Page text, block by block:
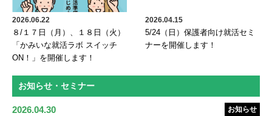
2026.06.22
８/１７日（月）、１８日（火）
「かみいな就活ラボ スイッチ
ON！」を開催します！
2026.04.15
5/24（日）保護者向け就活セミ
ナーを開催します！
お知らせ・セミナー
2026.04.30 お知らせ